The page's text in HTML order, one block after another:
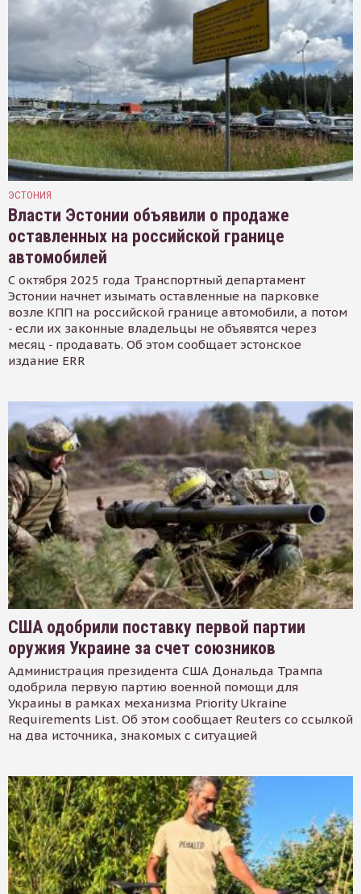
ЭСТОНИЯ
Власти Эстонии объявили о продаже
оставленных на российской границе
автомобилей
С октября 2025 года Транспортный департамент
Эстонии начнет изымать оставленные на парковке
возле КПП на российской границе автомобили, а потом
- если их законные владельцы не объявятся через
месяц - продавать. Об этом сообщает эстонское
издание ERR
США одобрили поставку первой партии
оружия Украине за счет союзников
Администрация президента США Дональда Трампа
одобрила первую партию военной помощи для
Украины в рамках механизма Priority Ukraine
Requirements List. Об этом сообщает Reuters со ссылкой
на два источника, знакомых с ситуацией